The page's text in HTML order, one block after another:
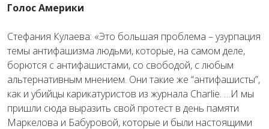
Голос Америки
Стефания Кулаева: «Это большая проблема – узурпация
темы антифашизма людьми, которые, на самом деле,
борются с антифашистами, со свободой, с любым
альтернативным мнением. Они такие же “антифашисты”,
как и убийцы карикатуристов из журнала Charlie. …И мы
пришли сюда выразить свой протест в день памяти
Маркелова и Бабуровой, которые и были настоящими